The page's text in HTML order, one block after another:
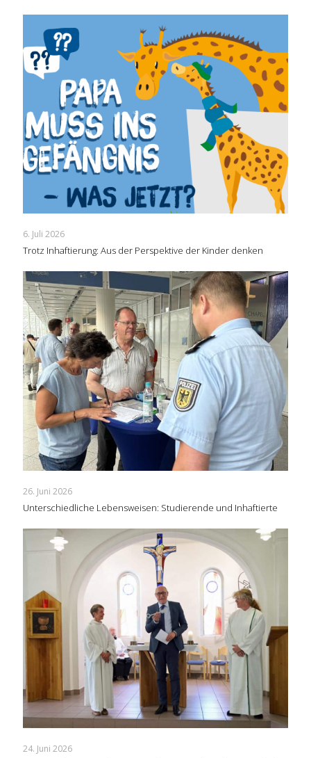
6. Juli 2026
Trotz Inhaftierung: Aus der Perspektive der Kinder denken
26. Juni 2026
Unterschiedliche Lebensweisen: Studierende und Inhaftierte
24. Juni 2026